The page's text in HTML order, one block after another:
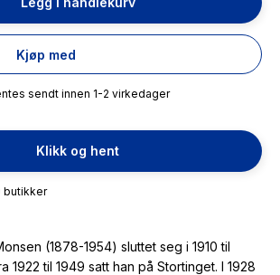
Kjøp med
sendt innen 1-2 virkedager
Klikk og hent
butikker
(1878-1954) sluttet seg i 1910 til
1922 til 1949 satt han på Stortinget. I 1928